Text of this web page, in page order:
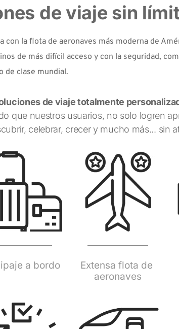
de viaje sin
con la flota de aeronaves más moderna de
de más difícil acceso y con la seguridad,
de clase mundial.
de viaje totalmente
que nuestros usuarios, no solo logren
celebrar, crecer y mucho más... sin
a bordo
Extensa flota de
aeronaves